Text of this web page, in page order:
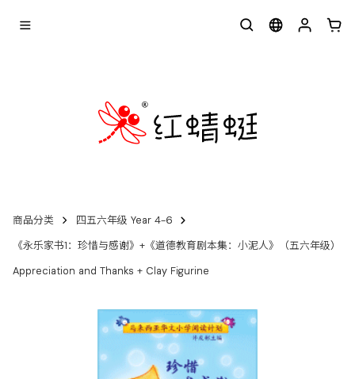
商品分类
四五六年级 Year 4-6
《永乐家书1：珍惜与感谢》+《道德教育剧本集：小泥人》（五六年级）
Appreciation and Thanks + Clay Figurine